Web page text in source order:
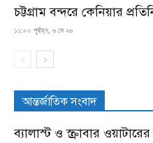
চট্টগ্রাম বন্দরে কেনিয়ার
১১:০০ পূর্বাহ্ন, ৬ মে ২৬
আন্তর্জাতিক সংবাদ
ব্যালাস্ট ও স্ক্রাবার